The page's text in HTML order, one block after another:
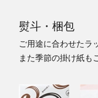
熨斗・梱包
ご用途に合わせたラ
また季節の掛け紙も